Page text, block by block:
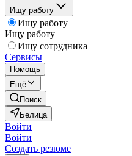
Ищу работу
Ищу работу
Ищу работу
Ищу сотрудника
Сервисы
Помощь
Ещё
Поиск
Белица
Войти
Войти
Создать резюме